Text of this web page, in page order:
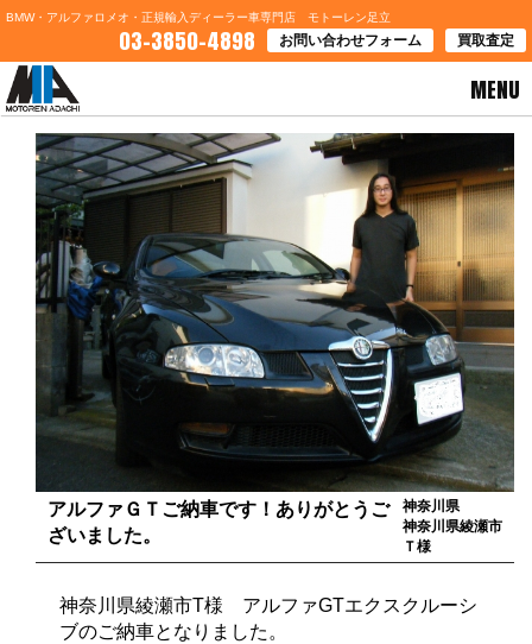
BMW・アルファロメオ・正規輸入ディーラー車専門店 モトーレン足立
03-3850-4898 お問い合わせフォーム 買取査定
MENU
HOME>お客様の声
アルファＧＴご納車です！ありがとうご
ざいました。
神奈川県
神奈川県綾瀬市
Ｔ様
神奈川県綾瀬市T様 アルファGTエクスクルーシ
ブのご納車となりました。